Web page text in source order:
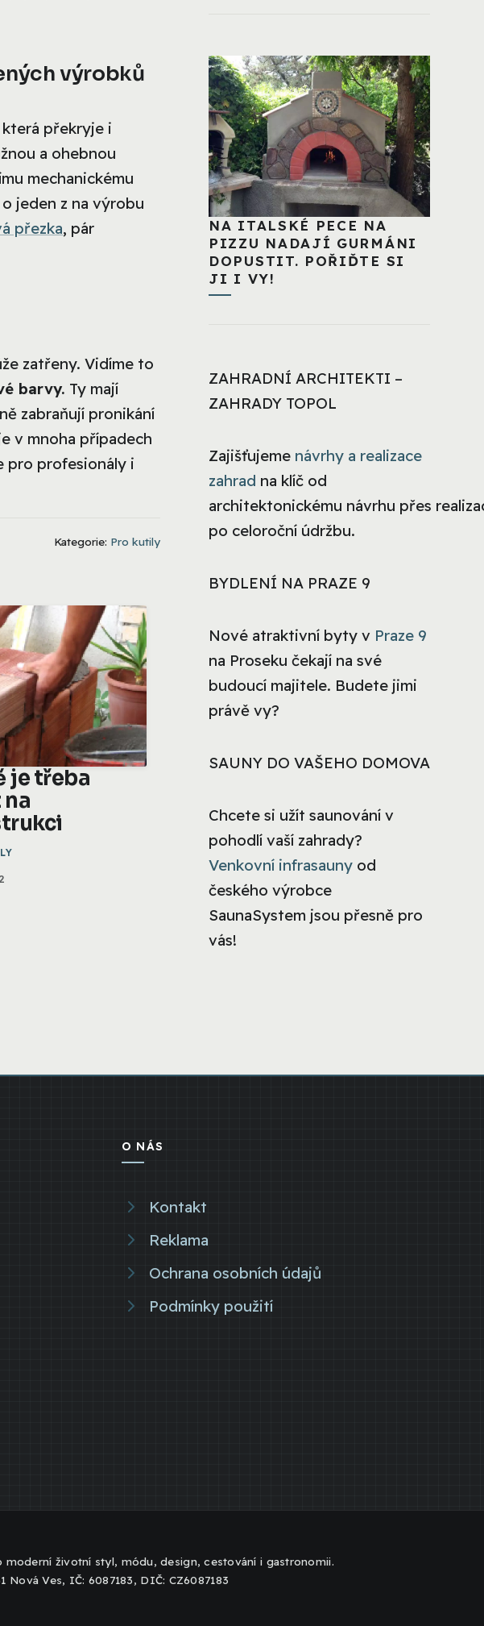
výrobků
která překryje i
a ohebnou
mechanickému
jeden z na výrobu
přezka, pár
zatřeny. Vidíme to
barvy. Ty mají
zabraňují pronikání
v mnoha případech
pro profesionály i
Kategorie: Pro kutily
je třeba
NA ITALSKÉ PECE NA
PIZZU NADAJÍ GURMÁNI
DOPUSTIT. POŘIĎTE SI
JI I VY!
ZAHRADNÍ ARCHITEKTI –
ZAHRADY TOPOL
Zajišťujeme návrhy a realizace
zahrad na klíč od
architektonickému návrhu přes
po celoroční údržbu.
BYDLENÍ NA PRAZE 9
Nové atraktivní byty v Praze 9
na Proseku čekají na své
budoucí majitele. Budete jimi
právě vy?
SAUNY DO VAŠEHO DOMOVA
Chcete si užít saunování v
pohodlí vaší zahrady?
Venkovní infrasauny od
českého výrobce
SaunaSystem jsou přesně pro
vás!
O NÁS
Kontakt
Reklama
Ochrana osobních údajů
Podmínky použití
životní styl, módu, design, cestování i gastronomii.
Nová Ves, IČ: 6087183, DIČ: CZ6087183